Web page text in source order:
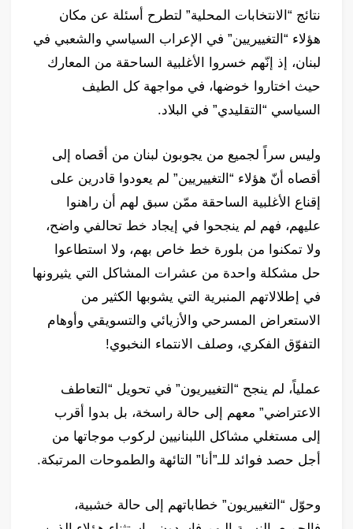
نتائج “الانتخابات المحلية” لتطرح أسئلة عن مكان
هؤلاء “التغييريين” في الإعراب السياسي والشعبي في
لبنان، إذ إنّهم خسروا الأغلبية الساحقة من المعارك
حيث اختاروا خوضها، في مواجهة كل الطيف
السياسي “التقليدي” في البلاد.
وليس سراً لجميع من يجوبون لبنان من أقصاه إلى
أقصاه أنّ هؤلاء “التغييريين” لم يعودوا قادرين على
إقناع الأغلبية الساحقة ممّن سبق لهم أن راهنوا
عليهم، فهم لم ينجحوا في إيجاد خط تحالفي واضح،
ولا تمكنوا من بلورة خط خاص بهم، ولا استطاعوا
حل مشكلة واحدة من عشرات المشاكل التي يثيرونها
في إطلالاتهم المنبرية التي يشوبها الكثير من
الاستعراض المسرحي والأزيائي والتسويقي وأوهام
التفوّق الفكري، وصلف الانتماء النخبوي!
عملياً، لم ينجح “التغييريون” في تحويل “التعاطف
الاعتراضي” معهم إلى حالة راسخة، بل بدوا أقرب
إلى مستغلي مشاكل اللبنانيين لركوب موجاتها من
أجل حصد فوائد للـ”أنا” التائهة والطموحات المرتبكة.
وحوّل “التغييريون” خطاباتهم إلى حالة خشبية،